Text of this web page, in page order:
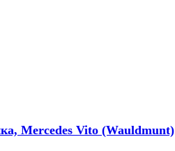
Mercedes Vito (Wauldmunt)